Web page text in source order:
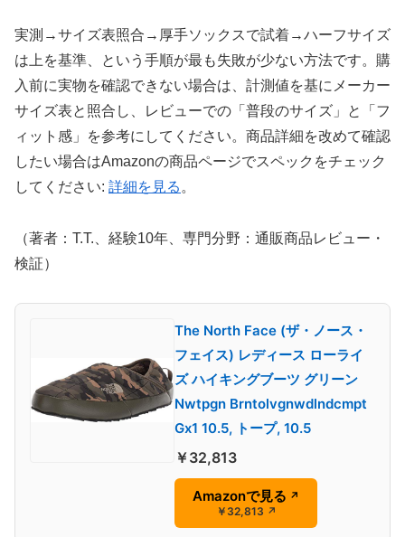
実測→サイズ表照合→厚手ソックスで試着→ハーフサイズ
は上を基準、という手順が最も失敗が少ない方法です。購
入前に実物を確認できない場合は、計測値を基にメーカー
サイズ表と照合し、レビューでの「普段のサイズ」と「フ
ィット感」を参考にしてください。商品詳細を改めて確認
したい場合はAmazonの商品ページでスペックをチェック
してください: 詳細を見る 。
（著者：T.T.、経験10年、専門分野：通販商品レビュー・
検証）
The North Face (ザ・ノース・
フェイス) レディース ローライ
ズ ハイキングブーツ グリーン
Nwtpgn Brntolvgnwdlndcmpt
Gx1 10.5, トープ, 10.5
￥32,813
Amazonで見る ↗
￥32,813 ↗